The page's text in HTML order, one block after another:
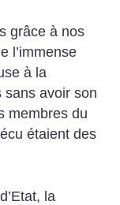
grâce à nos
l’immense
à la
sans avoir son
membres du
étaient des
la